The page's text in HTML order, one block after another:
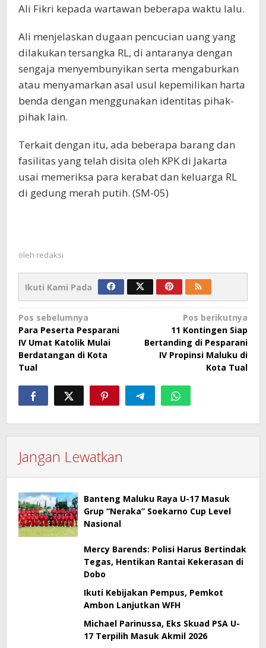
Ali Fikri kepada wartawan beberapa waktu lalu.
Ali menjelaskan dugaan pencucian uang yang
dilakukan tersangka RL, di antaranya dengan
sengaja menyembunyikan serta mengaburkan
atau menyamarkan asal usul kepemilikan harta
benda dengan menggunakan identitas pihak-
pihak lain.
Terkait dengan itu, ada beberapa barang dan
fasilitas yang telah disita oleh KPK di Jakarta
usai memeriksa para kerabat dan keluarga RL
di gedung merah putih. (SM-05)
oleh redaksi
Ikuti Kami Pada
Navigasi
pos
Pos sebelumnya
Para Peserta Pesparani
IV Umat Katolik Mulai
Berdatangan di Kota
Tual
Pos berikutnya
11 Kontingen Siap
Bertanding di Pesparani
IV Propinsi Maluku di
Kota Tual
Jangan Lewatkan
Banteng Maluku Raya U-17 Masuk
Grup “Neraka” Soekarno Cup Level
Nasional
Mercy Barends: Polisi Harus Bertindak
Tegas, Hentikan Rantai Kekerasan di
Dobo
Ikuti Kebijakan Pempus, Pemkot
Ambon Lanjutkan WFH
Michael Parinussa, Eks Skuad PSA U-
17 Terpilih Masuk Akmil 2026